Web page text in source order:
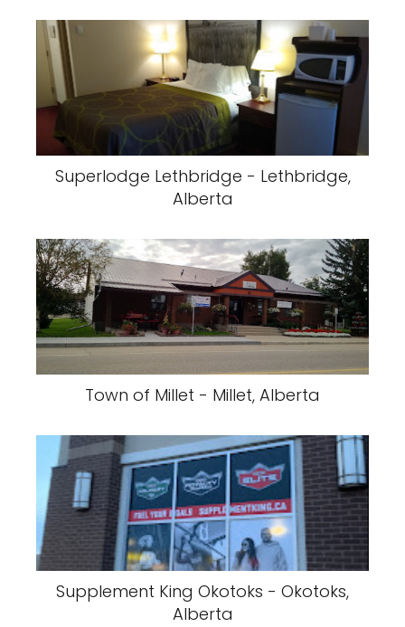
Superlodge Lethbridge - Lethbridge,
Alberta
Town of Millet - Millet, Alberta
Supplement King Okotoks - Okotoks,
Alberta